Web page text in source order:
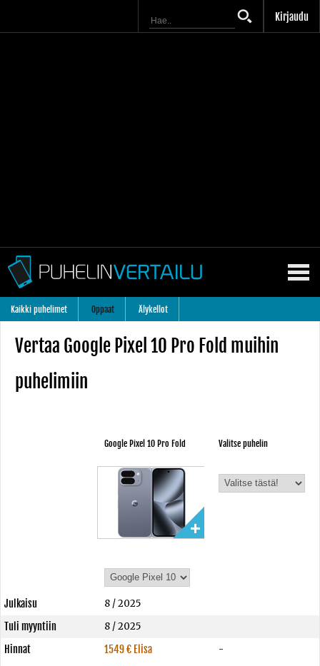
Kirjaudu
Kaikki puhelimet Oppaat Älykellot
Vertaa Google Pixel 10 Pro Fold muihin
puhelimiin
Google Pixel 10 Pro Fold Valitse puhelin
Julkaisu
8 / 2025
Tuli myyntiin
8 / 2025
Hinnat
1549 € Elisa
-